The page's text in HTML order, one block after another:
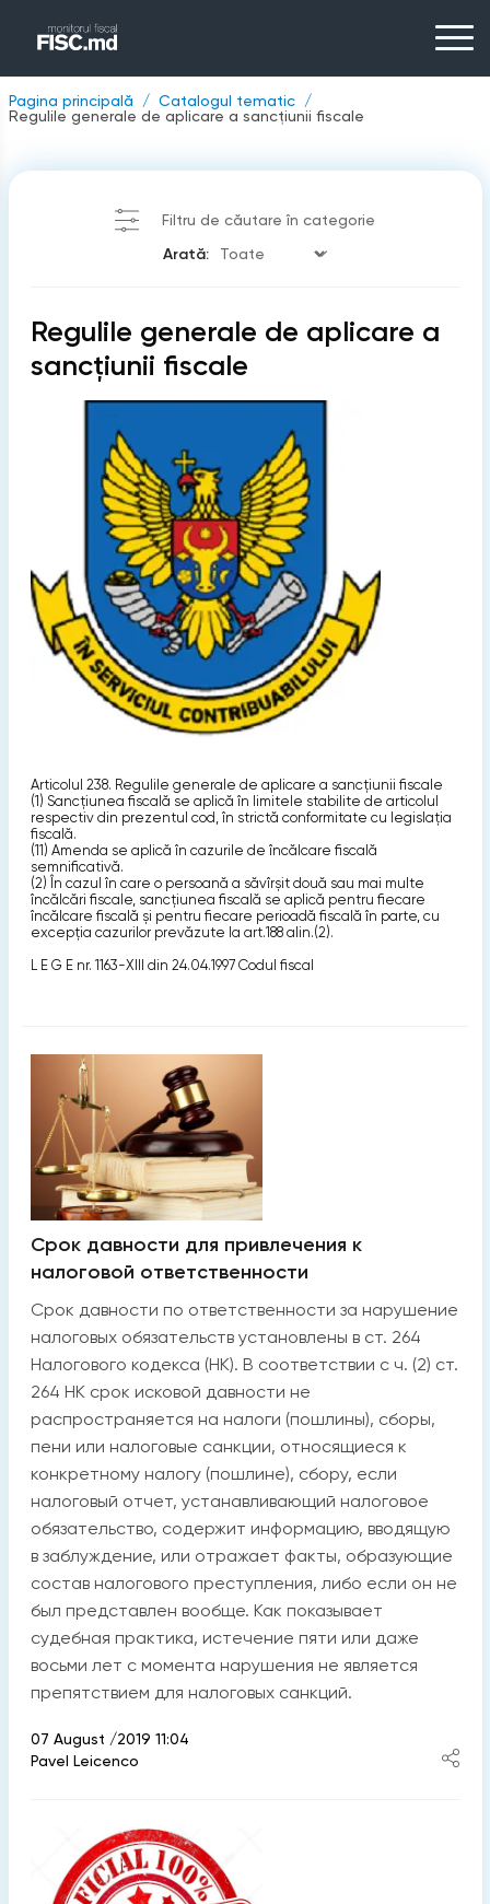
Pagina principală
Catalogul tematic
Regulile generale de aplicare a sancţiunii fiscale
Filtru de căutare în categorie
Arată:
Regulile generale de aplicare a
sancţiunii fiscale
Articolul 238. Regulile generale de aplicare a sancţiunii fiscale
(1) Sancţiunea fiscală se aplică în limitele stabilite de articolul
respectiv din prezentul cod, în strictă conformitate cu legislaţia
fiscală.
(11) Amenda se aplică în cazurile de încălcare fiscală
semnificativă.
(2) În cazul în care o persoană a săvîrşit două sau mai multe
încălcări fiscale, sancţiunea fiscală se aplică pentru fiecare
încălcare fiscală şi pentru fiecare perioadă fiscală în parte, cu
excepţia cazurilor prevăzute la art.188 alin.(2).
L E G E nr. 1163-XIII din 24.04.1997 Codul fiscal
Cрок давности для привлечения к
налоговой ответственности
Срок давности по ответственности за нарушение
налоговых обязательств установлены в ст. 264
Налогового кодекса (НК). В соответствии с ч. (2) ст.
264 НК срок исковой давности не
распространяется на налоги (пошлины), сборы,
пени или налоговые санкции, относящиеся к
конкретному налогу (пошлине), сбору, если
налоговый отчет, устанавливающий налоговое
обязательство, содержит информацию, вводящую
в заблуждение, или отражает факты, образующие
состав налогового преступления, либо если он не
был представлен вообще. Как показывает
судебная практика, истечение пяти или даже
восьми лет с момента нарушения не является
препятствием для налоговых санкций.
07 August /2019 11:04
Pavel Leicenco